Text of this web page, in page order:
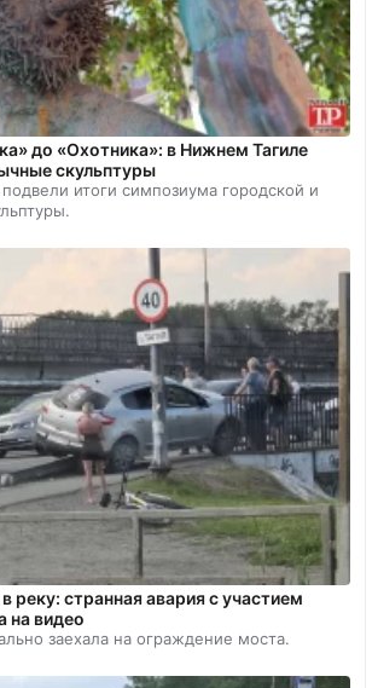
до «Охотника»: в Нижнем Тагиле
скульптуры
итоги симпозиума городской и
реку: странная авария с участием
на видео
заехала на ограждение моста.